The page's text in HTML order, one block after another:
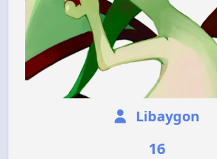
Libaygon
16